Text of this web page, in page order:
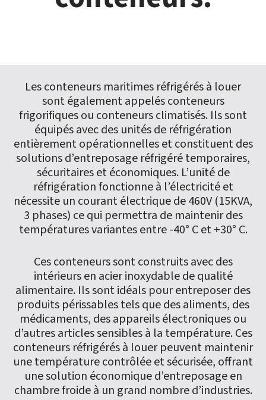
Les conteneurs maritimes réfrigérés à louer
sont également appelés conteneurs
frigorifiques ou conteneurs climatisés. Ils sont
équipés avec des unités de réfrigération
entièrement opérationnelles et constituent des
solutions d’entreposage réfrigéré temporaires,
sécuritaires et économiques. L’unité de
réfrigération fonctionne à l’électricité et
nécessite un courant électrique de 460V (15KVA,
3 phases) ce qui permettra de maintenir des
températures variantes entre -40° C et +30° C.
Ces conteneurs sont construits avec des
intérieurs en acier inoxydable de qualité
alimentaire. Ils sont idéals pour entreposer des
produits périssables tels que des aliments, des
médicaments, des appareils électroniques ou
d’autres articles sensibles à la température. Ces
conteneurs réfrigérés à louer peuvent maintenir
une température contrôlée et sécurisée, offrant
une solution économique d’entreposage en
chambre froide à un grand nombre d’industries.